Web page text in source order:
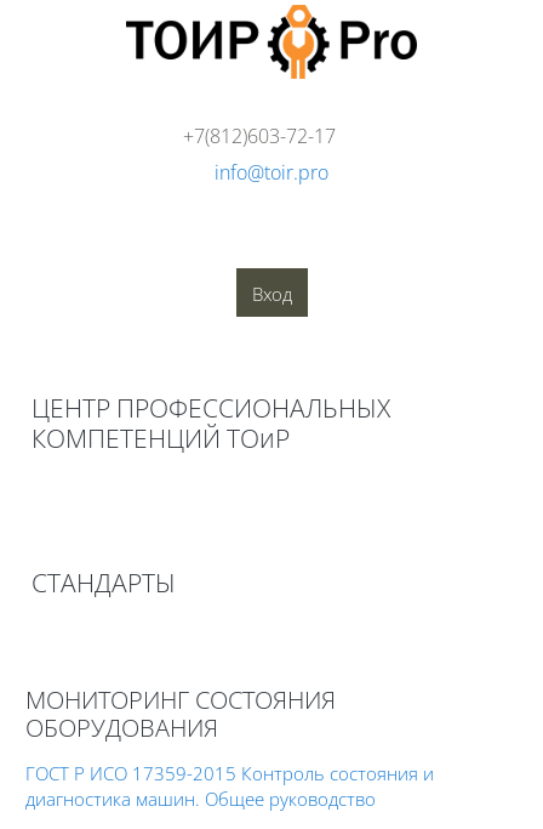
Перейти к основному содержанию
+7(812)603-72-17
info@toir.pro
Вход
ЦЕНТР ПРОФЕССИОНАЛЬНЫХ
КОМПЕТЕНЦИЙ ТОиР
Печатать эту главу
(Открывается в новом окне)
СТАНДАРТЫ
МОНИТОРИНГ СОСТОЯНИЯ
ОБОРУДОВАНИЯ
ГОСТ Р ИСО 17359-2015 Контроль состояния и
диагностика машин. Общее руководство